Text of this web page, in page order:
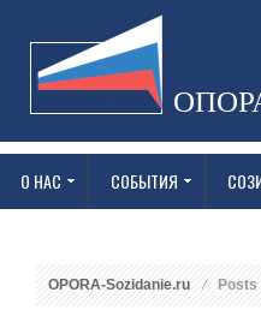
О НАС СОБЫТИЯ
OPORA-Sozidanie.ru Posts